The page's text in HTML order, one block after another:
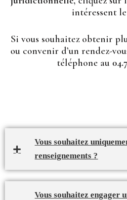
intéressent
Si vous souhaitez obtenir
ou convenir d’un rendez-
téléphone au
Vous souhaitez
renseignements ?
Vous souhaitez engager